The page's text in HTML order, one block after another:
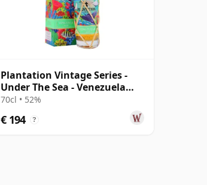
Plantation Vintage Series -
Under The Sea - Venezuela
2010 12 jaar oud Rum
70cl • 52%
€ 194 ?